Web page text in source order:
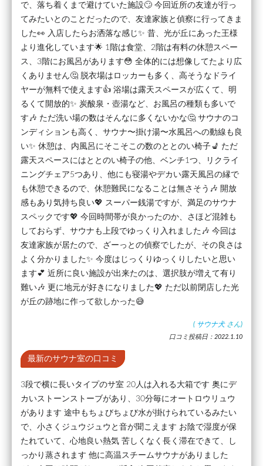
で、落ち着くまで避けていた施設🙄 今回近所の友達が行っ
てみたいとのことだったので、友達家族と偵察に行ってきま
した👀 入店したらお洒落な感じ✨ 昔、光が丘にあった王様
より進化しています🌟 1階は食堂、2階は有料の休憩スペー
ス、3階にお風呂があります😳 全体的には想像してたより広
くありません🤔 脱衣場はロッカーも多く、高そうなドライ
ヤーが無料で使えます👍 浴場は露天スペースが広くて、明
るくて開放的✨ 炭酸泉・壺湯など、お風呂の種類も多いで
す🎶 ただ洗い場の数はそんなに多くないかな🤔 サウナのコ
ンディションも高く、サウナ〜掛け湯〜水風呂への動線も良
い✨ 休憩は、内風呂にそこそこの数のととのい椅子💺 ただ
露天スペースにはととのい椅子の他、ベンチ1つ、リクライ
ニングチェア5つあり、他にも寝湯やデカい露天風呂の縁で
も休憩できるので、休憩難民になることは無さそう🎶 開放
感もあり気持ち良い💖 スーパー銭湯ですが、満足のサウナ
スペックです💖 今回時間帯が良かったのか、さほど混雑も
しておらず、サウナも上段でゆっくり入れました🎶 今回は
友達家族が居たので、ざーっとの偵察でしたが、その良さは
よく分かりました✨ 今度はじっくりゆっくりしたいと思い
ます💕 近所に良い施設が出来たのは、選択肢が増えて有り
難い🎶 更に地元が好きになりました💖 ただ以前閉店した光
が丘の跡地に作って欲しかった😅
( サウナ犬 さん)
口コミ投稿日：2022.1.10
最新のサウナ室の口コミ
3段で横に長いタイプのサ室 20人は入れる大箱です 奥にデ
カいストーンストーブがあり、30分毎にオートロウリュウ
があります 途中もちょびちょび水が掛けられているみたい
で、小さくジュウジュウと音が聞こえます お陰で湿度が保
たれていて、心地良い熱気 苦しくなく長く滞在できて、し
っかり蒸されます 他に高温スチームサウナがありました